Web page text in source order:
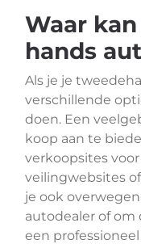
Waar
hands
Als je je
verschillende
doen. Een
koop aan te
verkoopsites
veilingwebsites
je ook
autodealer of om
een